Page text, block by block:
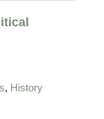
, History